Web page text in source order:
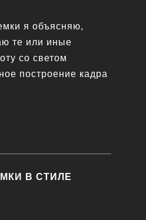
я объясняю,
те или иные
со светом
построение кадра
В СТИЛЕ